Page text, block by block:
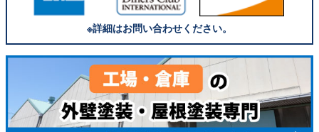
※詳細はお問い合わせください。